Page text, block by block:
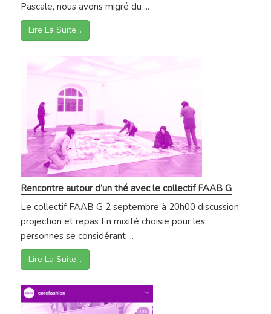
Pascale, nous avons migré du ...
Lire La Suite…
Rencontre autour d’un thé avec le collectif FAAB G
Le collectif FAAB G 2 septembre à 20h00 discussion,
projection et repas En mixité choisie pour les
personnes se considérant ...
Lire La Suite…